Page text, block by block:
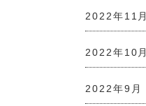
2022年11月
2022年10月
2022年9月